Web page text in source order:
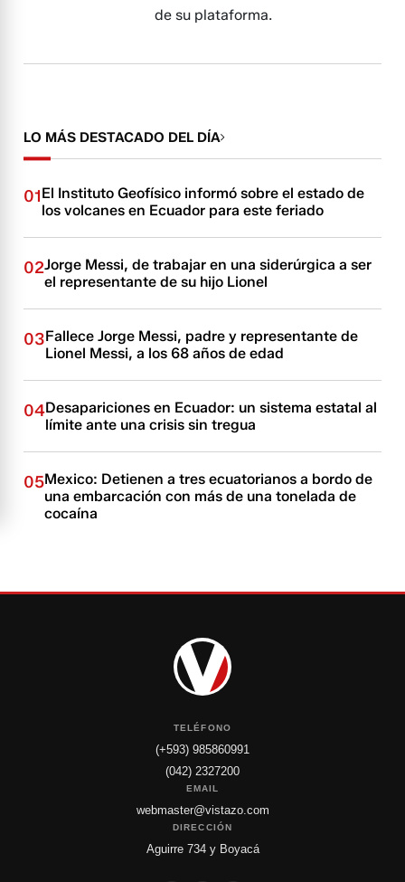
de su plataforma.
LO MÁS DESTACADO DEL DÍA
01El Instituto Geofísico informó sobre el estado de
los volcanes en Ecuador para este feriado
02Jorge Messi, de trabajar en una siderúrgica a ser
el representante de su hijo Lionel
03Fallece Jorge Messi, padre y representante de
Lionel Messi, a los 68 años de edad
04Desapariciones en Ecuador: un sistema estatal al
límite ante una crisis sin tregua
05Mexico: Detienen a tres ecuatorianos a bordo de
una embarcación con más de una tonelada de
cocaína
TELÉFONO
(+593) 985860991
(042) 2327200
EMAIL
webmaster@vistazo.com
DIRECCIÓN
Aguirre 734 y Boyacá